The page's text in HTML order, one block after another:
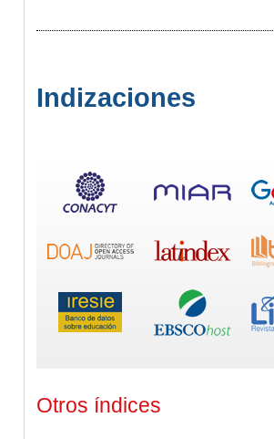
Indizaciones
Otros índices